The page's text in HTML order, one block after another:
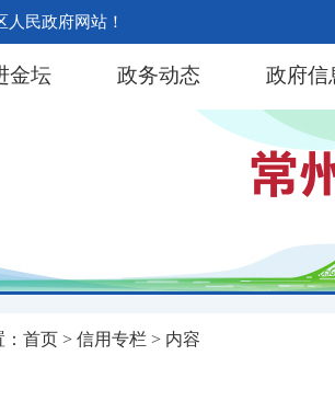
民政府网站！
金坛 政务动态 政府信
首页 > 信用专栏 > 内容